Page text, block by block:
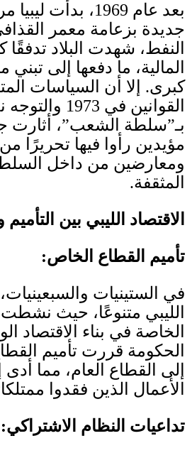
بعد عام 1969، بدأت ليبيا
جديدة بزعامة معمر
النفط، شهدت البلاد تدفقًا
المالية، ما دفعها إلى تبني
كبرى.
إلا أن السياسات
القوانين في 1973
بـ”سلطة الشعب”، أثارت
مؤيدين رأوا فيها تحريرًا من
ومعارضين من داخل
المثقفة.
الاقتصاد الليبي بين التأميم
تأميم القطاع الخاص:
في الستينيات
الليبي متنوعًا، حيث
الخاصة في بناء الاقتصاد
الحكومة قررت تأميم
إلى القطاع العام، مما
الأعمال الذين فقدوا
تداعيات النظام الاشتراكي: